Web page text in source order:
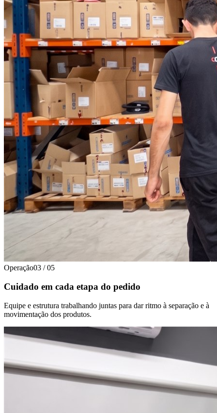
Operação03 / 05
Cuidado em cada etapa do pedido
Equipe e estrutura trabalhando juntas para dar ritmo à separação e à
movimentação dos produtos.